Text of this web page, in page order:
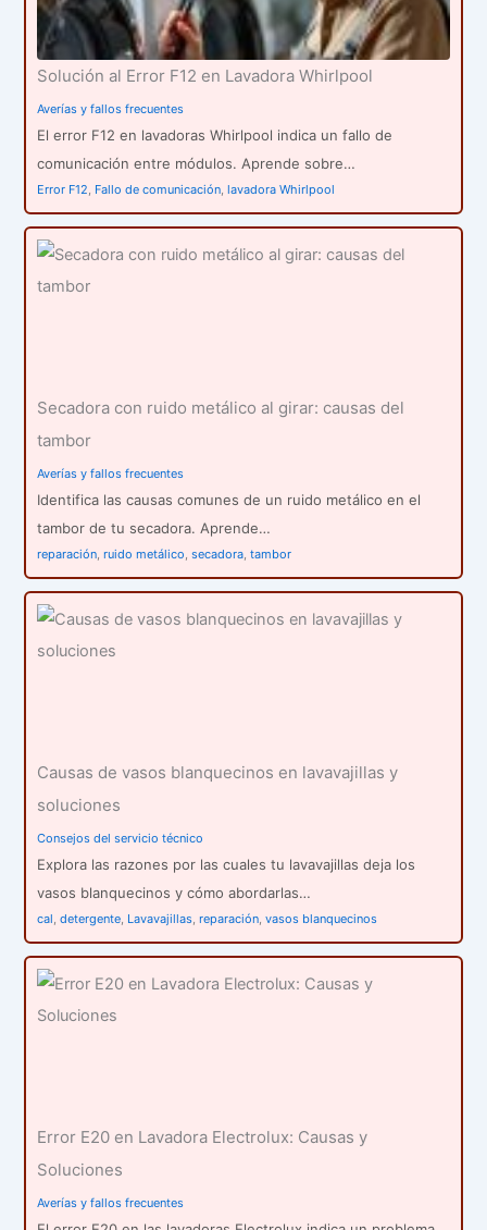
Solución al Error F12 en Lavadora Whirlpool
Averías y fallos frecuentes
El error F12 en lavadoras Whirlpool indica un fallo de
comunicación entre módulos. Aprende sobre…
Error F12, Fallo de comunicación,lavadora Whirlpool
Secadora con ruido metálico al girar: causas del
tambor
Averías y fallos frecuentes
Identifica las causas comunes de un ruido metálico en el
tambor de tu secadora. Aprende…
reparación,ruido metálico,secadora,tambor
Causas de vasos blanquecinos en lavavajillas y
soluciones
Consejos del servicio técnico
Explora las razones por las cuales tu lavavajillas deja los
vasos blanquecinos y cómo abordarlas…
cal,detergente, Lavavajillas,reparación,vasos blanquecinos
Error E20 en Lavadora Electrolux: Causas y
Soluciones
Averías y fallos frecuentes